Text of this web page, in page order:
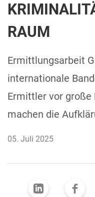
RAUM
Ermittlungsarbeit
internationale
Ermittler vor große
machen die
05. Juli 2025